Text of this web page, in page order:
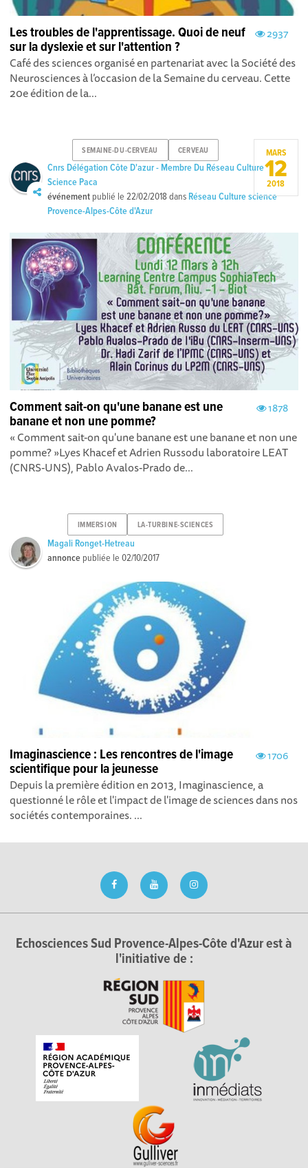
2937
Les troubles de l'apprentissage. Quoi de neuf
sur la dyslexie et sur l'attention ?
Café des sciences organisé en partenariat avec la Société des
Neurosciences à l’occasion de la Semaine du cerveau. Cette
20e édition de la...
SEMAINE-DU-CERVEAU CERVEAU
Cnrs Délégation Côte D'azur - Membre Du Réseau Culture
Science Paca
événement publié le22/02/2018 dans Réseau Culture science
Provence-Alpes-Côte d'Azur
MARS
12
2018
1878
Comment sait-on qu'une banane est une
banane et non une pomme?
« Comment sait-on qu'une banane est une banane et non une
pomme? »Lyes Khacef et Adrien Russodu laboratoire LEAT
(CNRS-UNS), Pablo Avalos-Prado de...
IMMERSION LA-TURBINE-SCIENCES
Magali Ronget-Hetreau
annonce publiée le02/10/2017
1706
Imaginascience : ​​Les rencontres de l'image
scientifique pour la jeunesse
Depuis la première édition en 2013, Imaginascience, a
questionné le rôle et l'impact de l'image de sciences dans nos
sociétés contemporaines. ...
Echosciences Sud Provence-Alpes-Côte d'Azur est à
l'initiative de :